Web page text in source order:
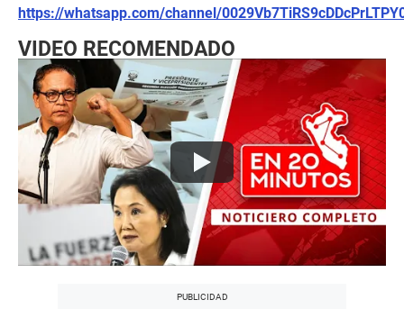
https://whatsapp.com/channel/
VIDEO RECOMENDADO